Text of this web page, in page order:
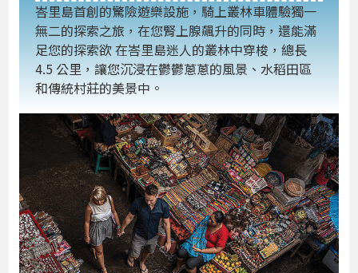
峇里島首創的驚險遊樂設施，騎上叢林車體驗獨一
無二的探索之旅，在您腎上腺飆升的同時，還能滿
足您的探索欲 在峇里島迷人的叢林中穿梭，總長
4.5 公里，讓您沉浸在鬱鬱蔥蔥的風景、水稻田區
和傳統村莊的美景中。